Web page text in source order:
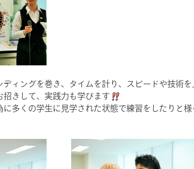
ィングを巻き、タイムを計り、スピードや技術
きして、実践力も学びます
多くの学生に見学された状態で練習をしたりと